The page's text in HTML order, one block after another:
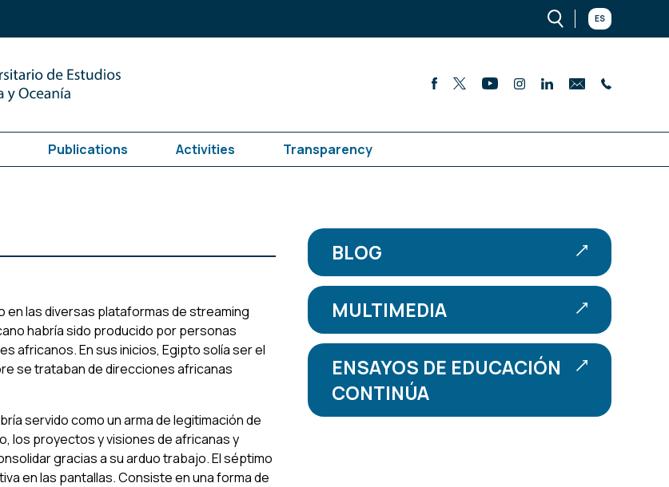
ES
Publications Activities Transparency
las diversas plataformas de streaming
habría sido producido por personas
africanos. En sus inicios, Egipto solía ser el
se trataban de direcciones africanas
servido como un arma de legitimación de
los proyectos y visiones de africanas y
gracias a su arduo trabajo. El séptimo
en las pantallas. Consiste en una forma de
BLOG
MULTIMEDIA
ENSAYOS DE EDUCACIÓN
CONTINÚA